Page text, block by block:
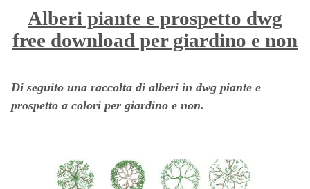
Alberi piante e prospetto dwg
free download per giardino e non
Di seguito una raccolta di alberi in dwg piante e
prospetto a colori per giardino e non.